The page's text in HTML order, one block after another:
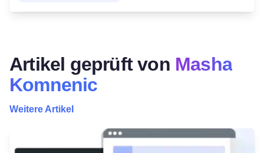
Artikel geprüft von Masha
Komnenic
Weitere Artikel